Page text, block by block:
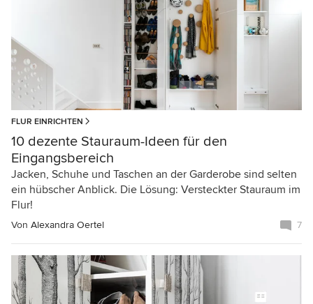
FLUR EINRICHTEN
10 dezente Stauraum-Ideen für den
Eingangsbereich
Jacken, Schuhe und Taschen an der Garderobe sind selten
ein hübscher Anblick. Die Lösung: Versteckter Stauraum im
Flur!
Von Alexandra Oertel 7